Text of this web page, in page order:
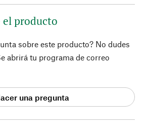
el producto
sobre este producto? No dudes
abrirá tu programa de correo
una pregunta